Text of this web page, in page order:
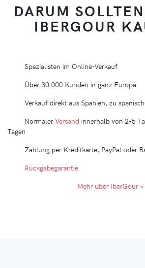
DARUM
IBERGOUR
Spezialisten im Online-Verkauf
Über 30.000 Kunden in ganz Europa
Verkauf direkt aus Spanien, zu
NormalerVersand innerhalb von 2-5
Tagen
Zahlung per Kreditkarte, PayPal oder
Rückgabegarantie
Mehr über IberGour »